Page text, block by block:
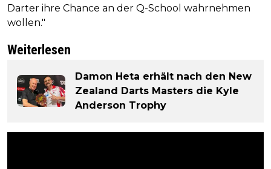
Darter ihre Chance an der Q-School wahrnehmen
wollen."
Weiterlesen
Damon Heta erhält nach den New
Zealand Darts Masters die Kyle
Anderson Trophy